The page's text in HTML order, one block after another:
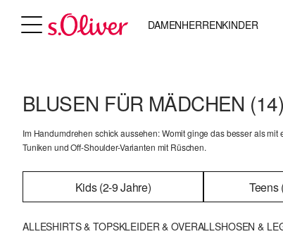
DAMENHERRENKINDER
BLUSEN FÜR MÄDCHEN (14)
Im Handumdrehen schick aussehen: Womit ginge das besser als
Tuniken und Off-Shoulder-Varianten mit Rüschen.
Kids (2-9 Jahre) Teens
ALLESHIRTS & TOPSKLEIDER & OVERALLSHOSEN &